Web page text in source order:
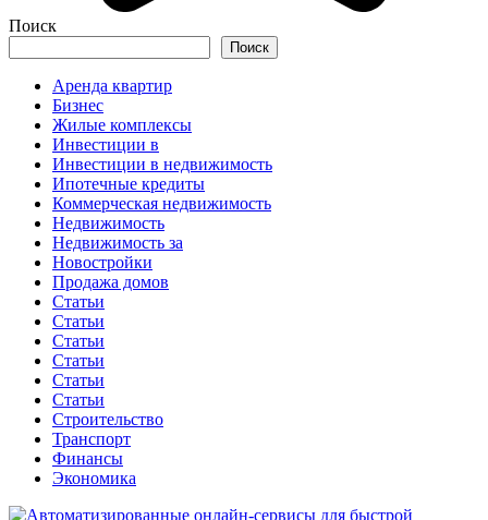
Поиск
Поиск
Аренда квартир
Бизнес
Жилые комплексы
Инвестиции в
Инвестиции в недвижимость
Ипотечные кредиты
Коммерческая недвижимость
Недвижимость
Недвижимость за
Новостройки
Продажа домов
Статьи
Статьи
Статьи
Статьи
Статьи
Статьи
Строительство
Транспорт
Финансы
Экономика